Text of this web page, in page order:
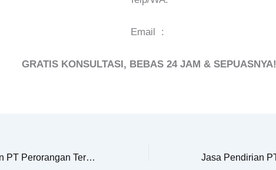
Email :
GRATIS KONSULTASI, BEBAS 24 JAM & SEPUASNYA!
Jasa Pendirian PT Perorangan Terbaik di Surakarta